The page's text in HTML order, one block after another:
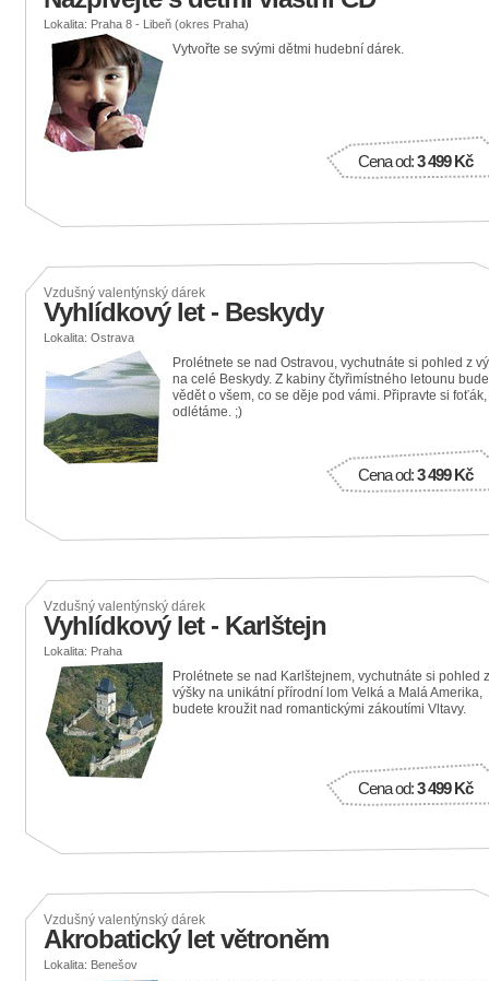
Lokalita: Praha 8 - Libeň (okres Praha)
Vytvořte se svými dětmi hudební dárek.
Cena od:3 499 Kč
Vzdušný valentýnský dárek
Vyhlídkový let - Beskydy
Lokalita: Ostrava
Prolétnete se nad Ostravou, vychutnáte si pohled z
na celé Beskydy. Z kabiny čtyřimístného letounu
vědět o všem, co se děje pod vámi. Připravte si foťák,
odlétáme. ;)
Cena od:3 499 Kč
Vzdušný valentýnský dárek
Vyhlídkový let - Karlštejn
Lokalita: Praha
Prolétnete se nad Karlštejnem, vychutnáte si pohled z
výšky na unikátní přírodní lom Velká a Malá Amerika,
budete kroužit nad romantickými zákoutími Vltavy.
Cena od:3 499 Kč
Vzdušný valentýnský dárek
Akrobatický let větroněm
Lokalita: Benešov